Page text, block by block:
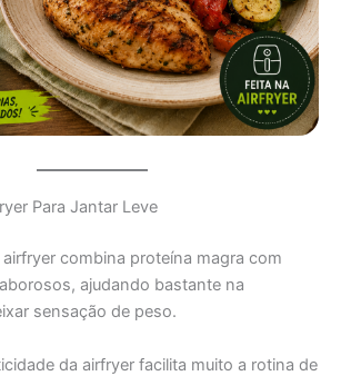
Para Jantar Leve
combina proteína magra com
ajudando bastante na
sensação de peso.
da airfryer facilita muito a rotina de